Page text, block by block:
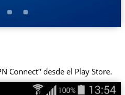
Connect" desde el Play Store.